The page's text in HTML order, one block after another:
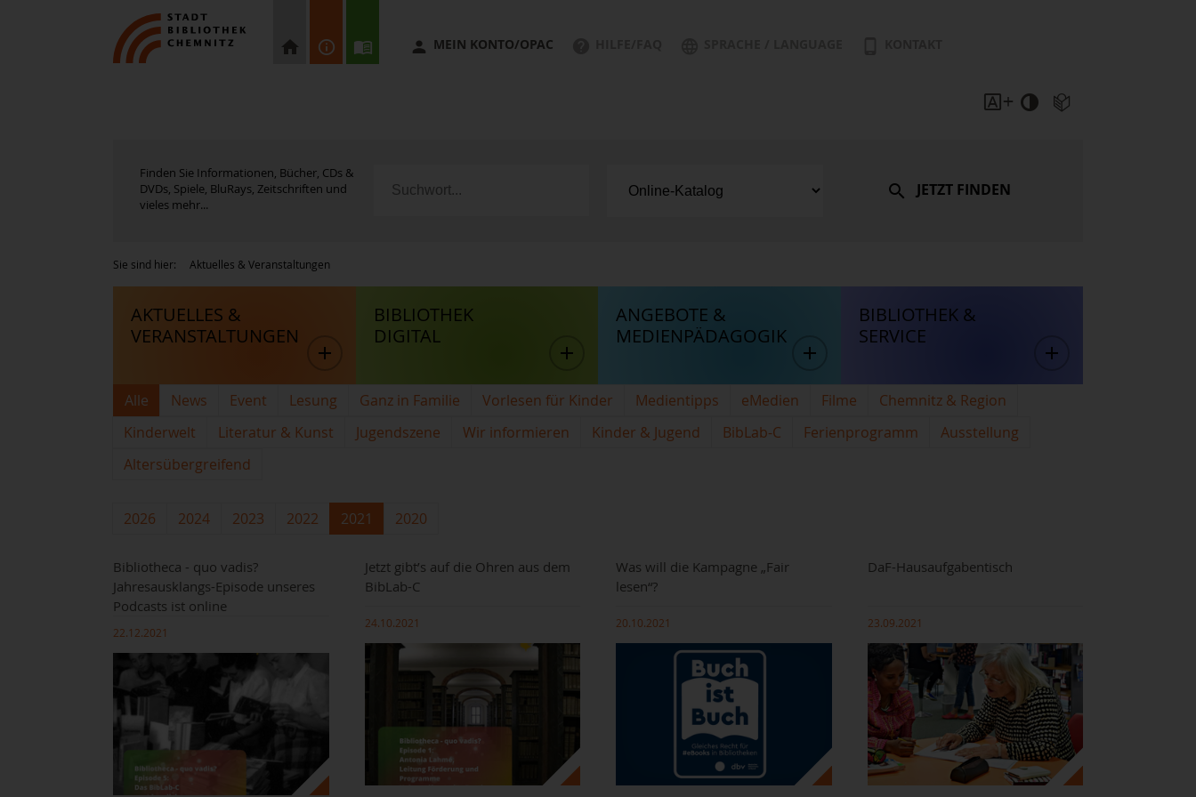
MEIN KONTO/OPAC
Finden Sie Informationen, Bücher, CDs &
DVDs, Spiele, BluRays, Zeitschriften und
vieles mehr...
JETZT FINDEN
Sie sind hier: Aktuelles & Veranstaltungen
AKTUELLES &
VERANSTALTUNGEN
BIBLIOTHEK
DIGITAL
ANGEBOTE &
MEDIENPÄDAGOGIK
BIBLIOTHEK &
SERVICE
Alle News Event Lesung Ganz in Familie Vorlesen für Kinder Medientipps eMedien Filme
Chemnitz & Region
Kinderwelt
Literatur & Kunst Jugendszene Wir informieren Kinder & Jugend BibLab-C Ferienprogramm
Ausstellung
Altersübergreifend
2026 2024 2023 2022 2021 2020
Bibliotheca - quo vadis?
Jahresausklangs-Episode unseres
Podcasts ist online
22.12.2021
Jetzt gibt’s auf die Ohren aus dem
BibLab-C
24.10.2021
Was will die Kampagne „Fair
lesen“?
20.10.2021
DaF-Hausaufgabentisch
23.09.2021